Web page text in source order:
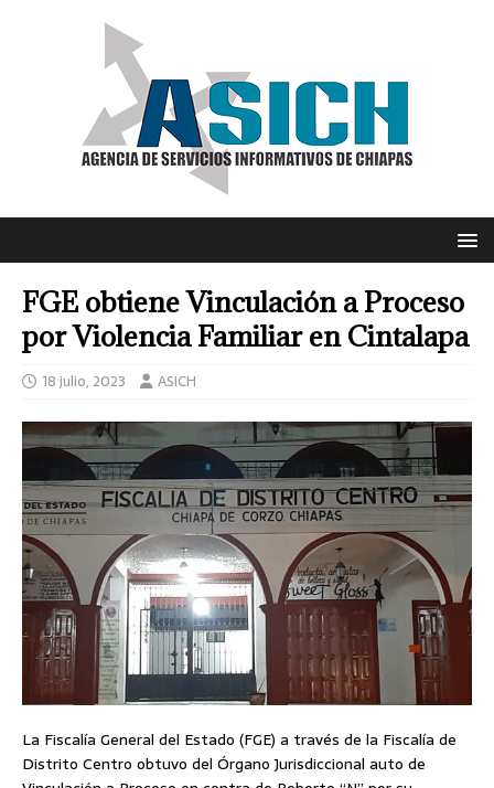
FGE obtiene Vinculación a Proceso
por Violencia Familiar en Cintalapa
18 julio, 2023 ASICH
La Fiscalía General del Estado (FGE) a través de la Fiscalía de
Distrito Centro obtuvo del Órgano Jurisdiccional auto de